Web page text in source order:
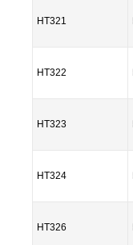
HT321
HT322
HT323
HT324
HT326